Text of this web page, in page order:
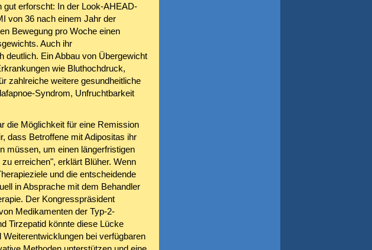
gut erforscht: In der Look-AHEAD-
von 36 nach einem Jahr der
Bewegung pro Woche einen
Auch ihr
deutlich. Ein Abbau von Übergewicht
wie Bluthochdruck,
zahlreiche weitere gesundheitliche
Syndrom, Unfruchtbarkeit
die Möglichkeit für eine Remission
dass Betroffene mit Adipositas ihr
müssen, um einen längerfristigen
erreichen", erklärt Blüher. Wenn
und die entscheidende
in Absprache mit dem Behandler
Der Kongresspräsident
Medikamenten der Typ-2-
Tirzepatid könnte diese Lücke
bei verfügbaren